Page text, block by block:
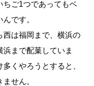
ちご1つであってもベ
です。
西は福岡まで、横浜の
まで配菓していま
くやろうとすると、
せん。